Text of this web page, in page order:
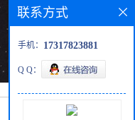
联系方式
手机： 17317823881
Q Q：